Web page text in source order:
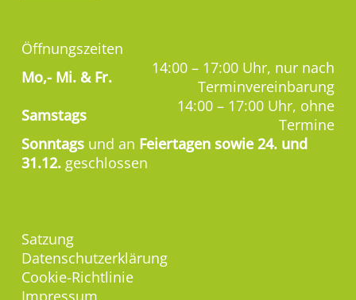
Öffnungszeiten
Mo,- Mi. & Fr.
14:00 – 17:00 Uhr, nur nach
Terminvereinbarung
Samstags
14:00 – 17:00 Uhr, ohne
Termine
Sonntags und an Feiertagen sowie 24. und
31.12. geschlossen
Satzung
Datenschutzerklärung
Cookie-Richtlinie